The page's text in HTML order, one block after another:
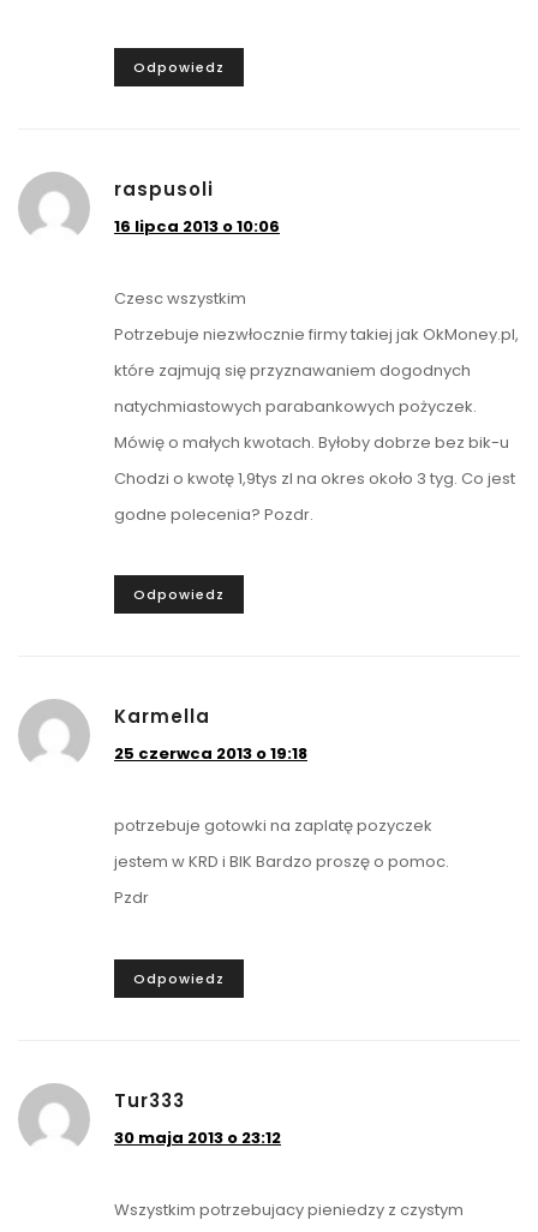
Odpowiedz
raspusoli
16 lipca 2013 o 10:06
Czesc wszystkim
Potrzebuje niezwłocznie firmy takiej jak OkMoney.pl,
które zajmują się przyznawaniem dogodnych
natychmiastowych parabankowych pożyczek.
Mówię o małych kwotach. Byłoby dobrze bez bik-u
Chodzi o kwotę 1,9tys zl na okres około 3 tyg. Co jest
godne polecenia? Pozdr.
Odpowiedz
Karmella
25 czerwca 2013 o 19:18
potrzebuje gotowki na zaplatę pozyczek
jestem w KRD i BIK Bardzo proszę o pomoc.
Pzdr
Odpowiedz
Tur333
30 maja 2013 o 23:12
Wszystkim potrzebujacy pieniedzy z czystym